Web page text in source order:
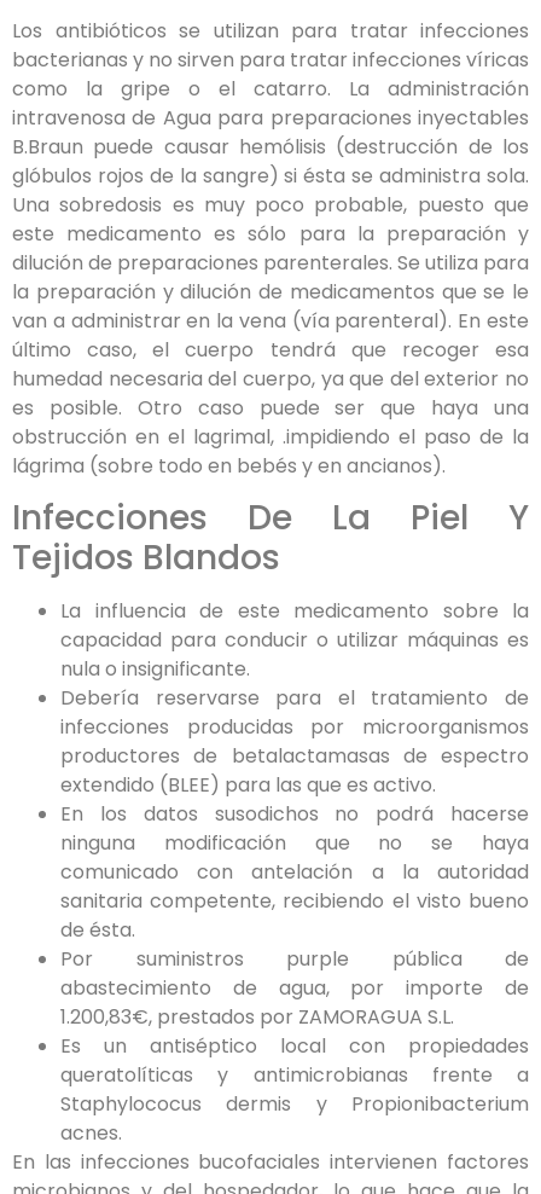
Los antibióticos se utilizan para tratar infecciones
bacterianas y no sirven para tratar infecciones víricas
como la gripe o el catarro. La administración
intravenosa de Agua para preparaciones inyectables
B.Braun puede causar hemólisis (destrucción de los
glóbulos rojos de la sangre) si ésta se administra sola.
Una sobredosis es muy poco probable, puesto que
este medicamento es sólo para la preparación y
dilución de preparaciones parenterales. Se utiliza para
la preparación y dilución de medicamentos que se le
van a administrar en la vena (vía parenteral). En este
último caso, el cuerpo tendrá que recoger esa
humedad necesaria del cuerpo, ya que del exterior no
es posible. Otro caso puede ser que haya una
obstrucción en el lagrimal, .impidiendo el paso de la
lágrima (sobre todo en bebés y en ancianos).
Infecciones De La Piel Y
Tejidos Blandos
La influencia de este medicamento sobre la
capacidad para conducir o utilizar máquinas es
nula o insignificante.
Debería reservarse para el tratamiento de
infecciones producidas por microorganismos
productores de betalactamasas de espectro
extendido (BLEE) para las que es activo.
En los datos susodichos no podrá hacerse
ninguna modificación que no se haya
comunicado con antelación a la autoridad
sanitaria competente, recibiendo el visto bueno
de ésta.
Por suministros purple pública de
abastecimiento de agua, por importe de
1.200,83€, prestados por ZAMORAGUA S.L.
Es un antiséptico local con propiedades
queratolíticas y antimicrobianas frente a
Staphylococus dermis y Propionibacterium
acnes.
En las infecciones bucofaciales intervienen factores